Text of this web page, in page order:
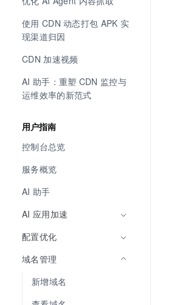
使用 CDN 动态打包 APK 实
现渠道归因
CDN 加速视频
AI 助手：重塑 CDN 监控与
运维效率的新范式
用户指南
控制台总览
服务概览
AI 助手
AI 应用加速
配置优化
域名管理
新增域名